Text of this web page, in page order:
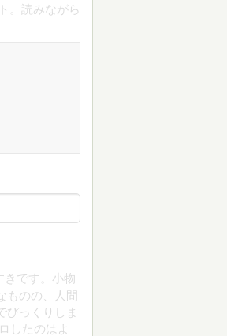
。読みながら
きです。小物
ものの、人間
びっくりしま
したのはよ